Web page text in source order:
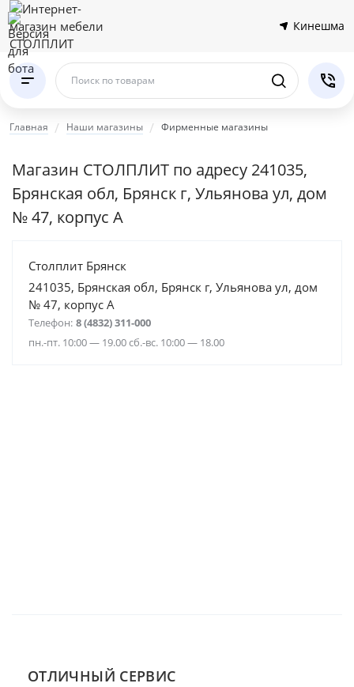
Кинешма
Поиск по товарам
Главная Наши магазины Фирменные магазины
Магазин СТОЛПЛИТ по адресу 241035,
Брянская обл, Брянск г, Ульянова ул, дом
№ 47, корпус А
Столплит Брянск
241035, Брянская обл, Брянск г, Ульянова ул, дом
№ 47, корпус А
Телефон: 8 (4832) 311-000
пн.-пт. 10:00 — 19.00 сб.-вс. 10:00 — 18.00
ОТЛИЧНЫЙ СЕРВИС